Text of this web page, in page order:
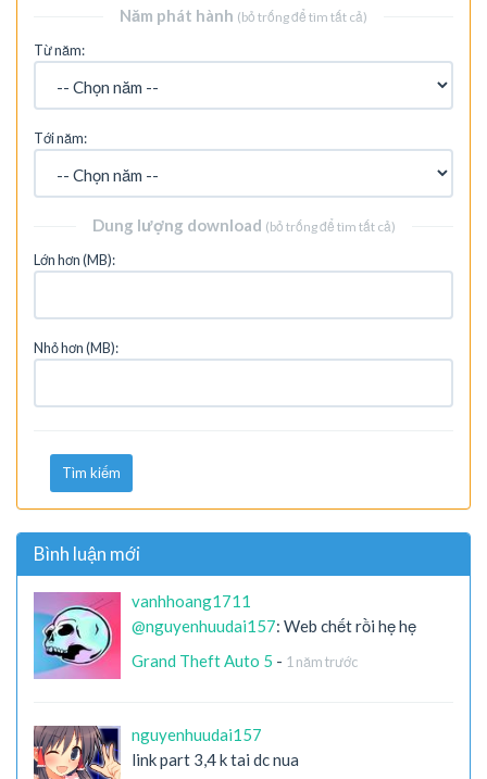
Năm phát hành (bỏ trống để tìm tất cả)
Từ năm:
Tới năm:
Dung lượng download (bỏ trống để tìm tất cả)
Lớn hơn (MB):
Nhỏ hơn (MB):
Tìm kiếm
Bình luận mới
vanhhoang1711
@nguyenhuudai157: Web chết rồi hẹ hẹ
Grand Theft Auto 5 - 1 năm trước
nguyenhuudai157
link part 3,4 k tai dc nua